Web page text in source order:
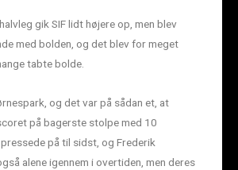
gik SIF lidt højere op, men blev
med bolden, og det blev for meget
tabte bolde.
og det var på sådan et, at
på bagerste stolpe med 10
på til sidst, og Frederik
alene igennem i overtiden, men deres